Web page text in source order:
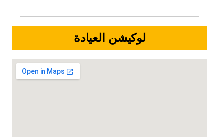
لوكيشن العيادة